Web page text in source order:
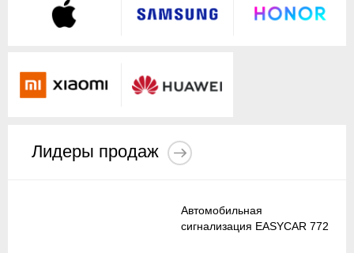
Лидеры продаж
Автомобильная
сигнализация EASYCAR 772